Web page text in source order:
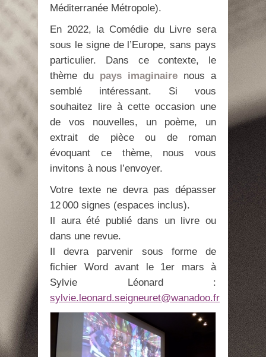
Méditerranée Métropole).
En 2022, la Comédie du Livre sera
sous le signe de l’Europe, sans pays
particulier. Dans ce contexte, le
thème du pays imaginaire nous a
semblé intéressant. Si vous
souhaitez lire à cette occasion une
de vos nouvelles, un poème, un
extrait de pièce ou de roman
évoquant ce thème, nous vous
invitons à nous l’envoyer.
Votre texte ne devra pas dépasser
12 000 signes (espaces inclus).
Il aura été publié dans un livre ou
dans une revue.
Il devra parvenir sous forme de
fichier Word avant le 1er mars à
Sylvie Léonard :
sylvie.leonard.seigneuret@wanadoo.fr